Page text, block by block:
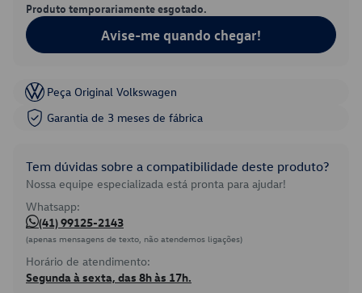
Produto temporariamente esgotado.
Avise-me quando chegar!
Peça Original Volkswagen
Garantia de 3 meses de fábrica
Tem dúvidas sobre a compatibilidade deste produto?
Nossa equipe especializada está pronta para ajudar!
Whatsapp:
(41) 99125-2143
(apenas mensagens de texto, não atendemos ligações)
Horário de atendimento:
Segunda à sexta, das 8h às 17h.